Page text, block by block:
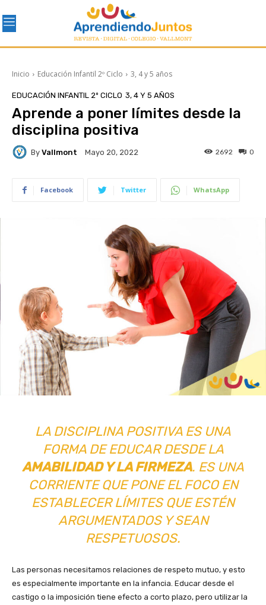
Inicio Educación Infantil 2º Ciclo 3, 4 y 5 años
EDUCACIÓN INFANTIL 2º CICLO 3, 4 Y 5 AÑOS
Aprende a poner límites desde la
disciplina positiva
By Vallmont Mayo 20, 2022 0
2692
Facebook Twitter WhatsApp
LA DISCIPLINA POSITIVA ES UNA
FORMA DE EDUCAR DESDE LA
AMABILIDAD Y LA FIRMEZA. ES UNA
CORRIENTE QUE PONE EL FOCO EN
ESTABLECER LÍMITES QUE ESTÉN
ARGUMENTADOS Y SEAN
RESPETUOSOS.
Las personas necesitamos relaciones de respeto mutuo, y esto
es especialmente importante en la infancia. Educar desde el
castigo o la imposición tiene efecto a corto plazo, pero utilizar la